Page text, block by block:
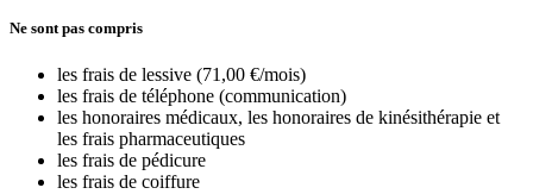
Ne sont pas compris
les frais de lessive (71,00 €/mois)
les frais de téléphone (communication)
les honoraires médicaux, les honoraires de kinésithérapie et
les frais pharmaceutiques
les frais de pédicure
les frais de coiffure